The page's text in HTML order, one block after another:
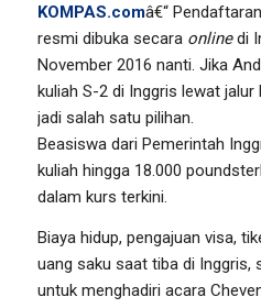
KOMPAS.comâ€“
resmi dibuka secara onlinedi
November 2016 nanti. Jika
kuliah S-2 di Inggris lewat
jadi salah satu pilihan.
Beasiswa dari Pemerintah
kuliah hingga 18.000
dalam kurs terkini.
Biaya hidup, pengajuan visa,
uang saku saat tiba di Inggris,
untuk menghadiri acara